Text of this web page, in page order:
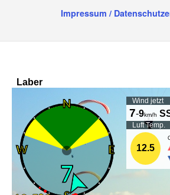
Impressum /